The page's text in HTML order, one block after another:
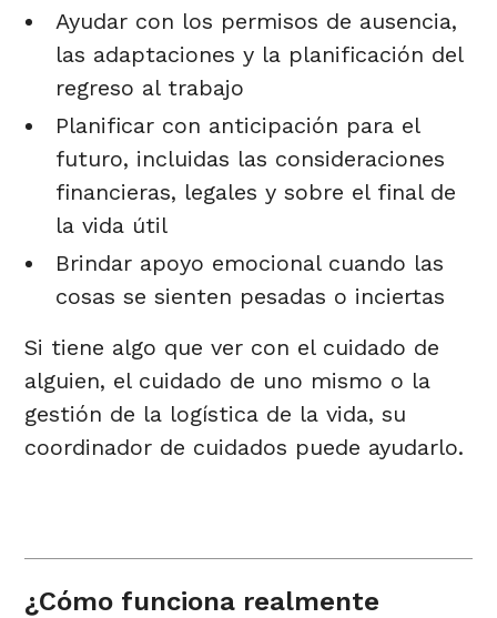
Ayudar con los permisos de ausencia,
las adaptaciones y la planificación del
regreso al trabajo
Planificar con anticipación para el
futuro, incluidas las consideraciones
financieras, legales y sobre el final de
la vida útil
Brindar apoyo emocional cuando las
cosas se sienten pesadas o inciertas
Si tiene algo que ver con el cuidado de
alguien, el cuidado de uno mismo o la
gestión de la logística de la vida, su
coordinador de cuidados puede ayudarlo.
¿Cómo funciona realmente